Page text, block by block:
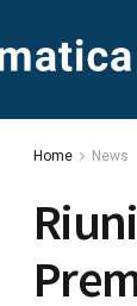
Home News